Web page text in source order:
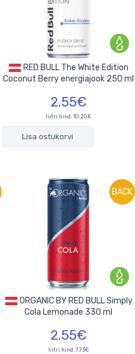
Coconut Berry energiajook 250 ml
2.55€
liitri hind: 10.20€
Lisa ostukorvi
BACK
ORGANIC BY RED BULL Simply
Cola Lemonade 330 ml
2.55€
liitri hind: 7.73€